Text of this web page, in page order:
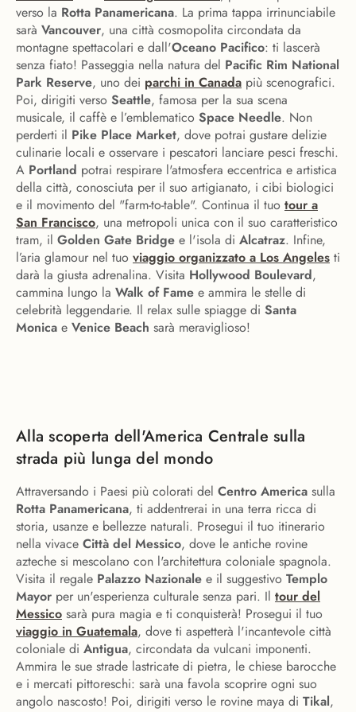
verso la Rotta Panamericana. La prima tappa irrinunciabile
sarà Vancouver, una città cosmopolita circondata da
montagne spettacolari e dall'Oceano Pacifico: ti lascerà
senza fiato! Passeggia nella natura del Pacific Rim National
Park Reserve, uno dei parchi in Canada più scenografici.
Poi, dirigiti verso Seattle, famosa per la sua scena
musicale, il caffè e l’emblematico Space Needle. Non
perderti il Pike Place Market, dove potrai gustare delizie
culinarie locali e osservare i pescatori lanciare pesci freschi.
A Portland potrai respirare l'atmosfera eccentrica e artistica
della città, conosciuta per il suo artigianato, i cibi biologici
e il movimento del "farm-to-table". Continua il tuo tour a
San Francisco, una metropoli unica con il suo caratteristico
tram, il Golden Gate Bridge e l'isola di Alcatraz. Infine,
l’aria glamour nel tuo viaggio organizzato a Los Angeles ti
darà la giusta adrenalina. Visita Hollywood Boulevard,
cammina lungo la Walk of Fame e ammira le stelle di
celebrità leggendarie. Il relax sulle spiagge di Santa
Monica e Venice Beach sarà meraviglioso!
Alla scoperta dell'America Centrale sulla
strada più lunga del mondo
Attraversando i Paesi più colorati del Centro America sulla
Rotta Panamericana, ti addentrerai in una terra ricca di
storia, usanze e bellezze naturali. Prosegui il tuo itinerario
nella vivace Città del Messico, dove le antiche rovine
azteche si mescolano con l'architettura coloniale spagnola.
Visita il regale Palazzo Nazionale e il suggestivo Templo
Mayor per un'esperienza culturale senza pari. Il tour del
Messico sarà pura magia e ti conquisterà! Prosegui il tuo
viaggio in Guatemala, dove ti aspetterà l'incantevole città
coloniale di Antigua, circondata da vulcani imponenti.
Ammira le sue strade lastricate di pietra, le chiese barocche
e i mercati pittoreschi: sarà una favola scoprire ogni suo
angolo nascosto! Poi, dirigiti verso le rovine maya di Tikal,